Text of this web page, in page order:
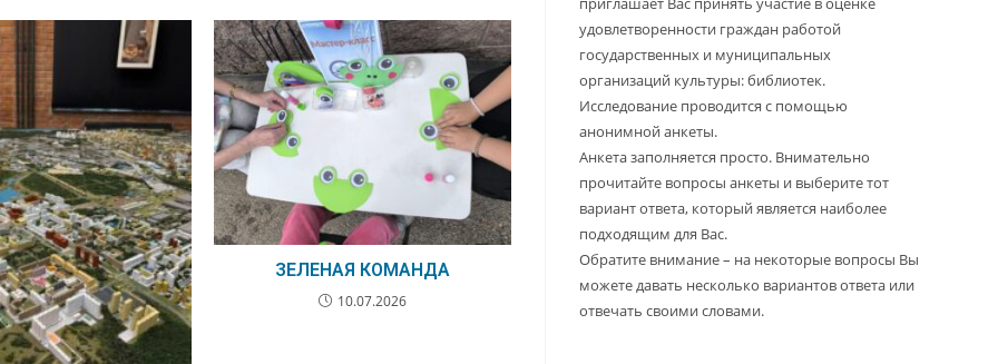
ЗЕЛЕНАЯ КОМАНДА
10.07.2026
удовлетворенности граждан работой
государственных и муниципальных
организаций культуры: библиотек.
Исследование проводится с помощью
анонимной анкеты.
Анкета заполняется просто. Внимательно
прочитайте вопросы анкеты и выберите тот
вариант ответа, который является наиболее
подходящим для Вас.
Обратите внимание – на некоторые вопросы Вы
можете давать несколько вариантов ответа или
отвечать своими словами.